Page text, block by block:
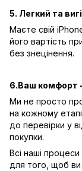
5. Легкий та
Маєте свій
його вартість
без знецінення.
6.Ваш комфорт -
Ми не просто
на кожному
до перевірки у
покупки.
Всі наші процеси
для того, щоб ви